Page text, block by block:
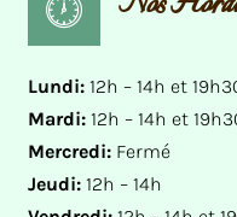
Lundi:12h – 14h et
Mardi:12h – 14h et
Mercredi:Fermé
Jeudi:12h – 14h